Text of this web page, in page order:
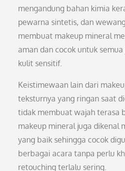
mengandung bahan kimia
pewarna sintetis, dan
membuat makeup mineral
aman dan cocok untuk
kulit sensitif.
Keistimewaan lain dari
teksturnya yang ringan saat
tidak membuat wajah terasa
makeup mineral juga dikenal
yang baik sehingga cocok
berbagai acara tanpa perlu
retouching terlalu sering.